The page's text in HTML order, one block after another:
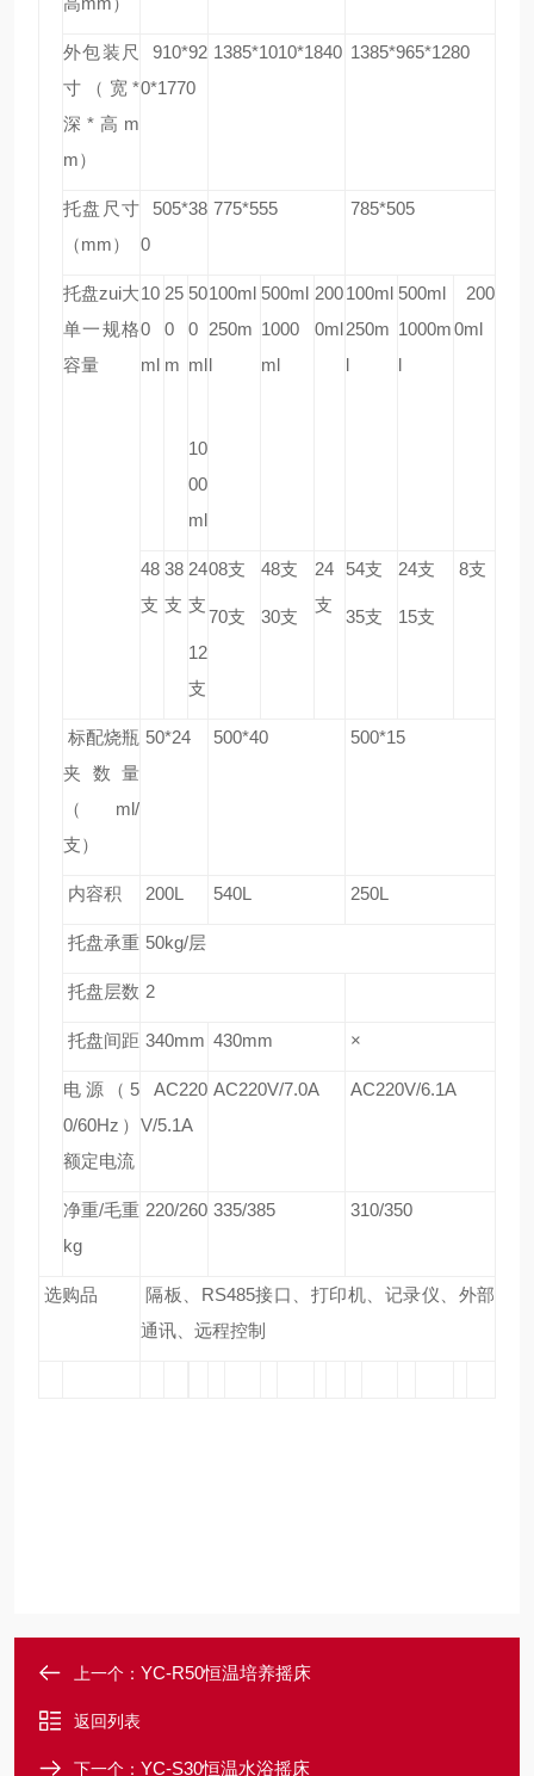
外包装尺
寸（宽*
深*高m
m）
910*92
0*1770
1385*1010*1840 1385*965*1280
托盘尺寸
（mm）
505*38
0
775*555 785*505
托盘zui大
单一规格
容量
10
0
ml
25
0
m
50
0
ml
10
00
ml
100ml
250m
l
500ml
1000
ml
200
0ml
100ml
250m
l
500ml
1000m
l
200
0ml
48
支
38
支
24
支
12
支
08支
70支
48支
30支
24
支
54支
35支
24支
15支
8支
标配烧瓶
夹数量
（ml/
支）
50*24 500*40 500*15
内容积 200L 540L 250L
托盘承重 50kg/层
托盘层数 2
托盘间距 340mm 430mm ×
电源（5
0/60Hz）
额定电流
AC220
V/5.1A
AC220V/7.0A AC220V/6.1A
净重/毛重
kg
220/260 335/385 310/350
选购品
隔板、RS485接口、打印机、记录仪、外部
通讯、远程控制
上一个： YC-R50恒温培养摇床
返回列表
下一个： YC-S30恒温水浴摇床